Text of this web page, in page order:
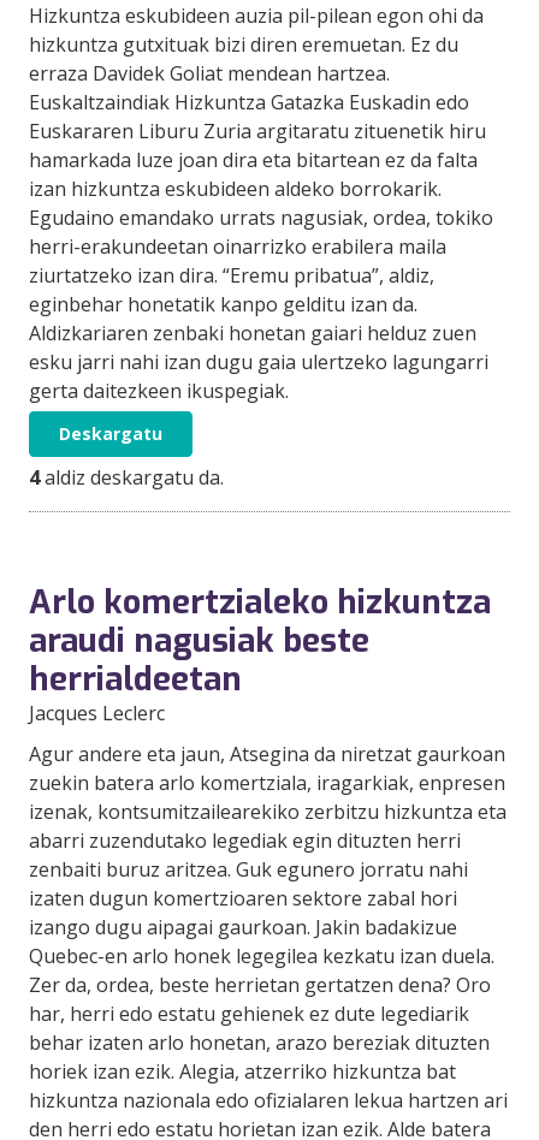
Hizkuntza eskubideen auzia pil-pilean egon ohi da
hizkuntza gutxituak bizi diren eremuetan. Ez du
erraza Davidek Goliat mendean hartzea.
Euskaltzaindiak Hizkuntza Gatazka Euskadin edo
Euskararen Liburu Zuria argitaratu zituenetik hiru
hamarkada luze joan dira eta bitartean ez da falta
izan hizkuntza eskubideen aldeko borrokarik.
Egudaino emandako urrats nagusiak, ordea, tokiko
herri-erakundeetan oinarrizko erabilera maila
ziurtatzeko izan dira. “Eremu pribatua”, aldiz,
eginbehar honetatik kanpo gelditu izan da.
Aldizkariaren zenbaki honetan gaiari helduz zuen
esku jarri nahi izan dugu gaia ulertzeko lagungarri
gerta daitezkeen ikuspegiak.
Deskargatu
4aldiz deskargatu da.
Arlo komertzialeko hizkuntza
araudi nagusiak beste
herrialdeetan
Jacques Leclerc
Agur andere eta jaun, Atsegina da niretzat gaurkoan
zuekin batera arlo komertziala, iragarkiak, enpresen
izenak, kontsumitzailearekiko zerbitzu hizkuntza eta
abarri zuzendutako legediak egin dituzten herri
zenbaiti buruz aritzea. Guk egunero jorratu nahi
izaten dugun komertzioaren sektore zabal hori
izango dugu aipagai gaurkoan. Jakin badakizue
Quebec-en arlo honek legegilea kezkatu izan duela.
Zer da, ordea, beste herrietan gertatzen dena? Oro
har, herri edo estatu gehienek ez dute legediarik
behar izaten arlo honetan, arazo bereziak dituzten
horiek izan ezik. Alegia, atzerriko hizkuntza bat
hizkuntza nazionala edo ofizialaren lekua hartzen ari
den herri edo estatu horietan izan ezik. Alde batera